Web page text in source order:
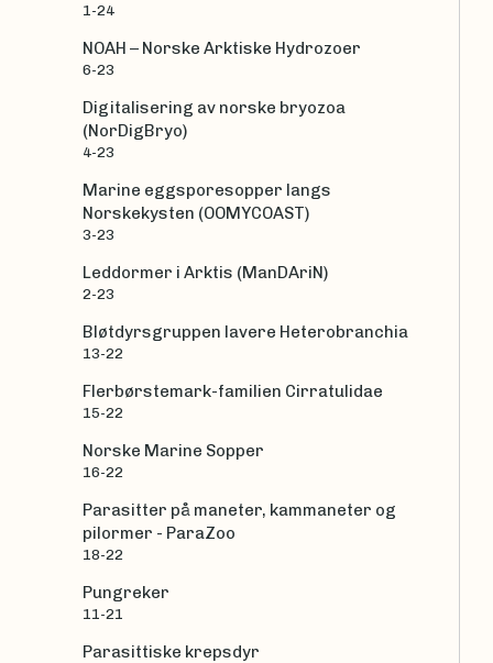
1-24
NOAH – Norske Arktiske Hydrozoer
6-23
Digitalisering av norske bryozoa
(NorDigBryo)
4-23
Marine eggsporesopper langs
Norskekysten (OOMYCOAST)
3-23
Leddormer i Arktis (ManDAriN)
2-23
Bløtdyrsgruppen lavere Heterobranchia
13-22
Flerbørstemark-familien Cirratulidae
15-22
Norske Marine Sopper
16-22
Parasitter på maneter, kammaneter og
pilormer - ParaZoo
18-22
Pungreker
11-21
Parasittiske krepsdyr